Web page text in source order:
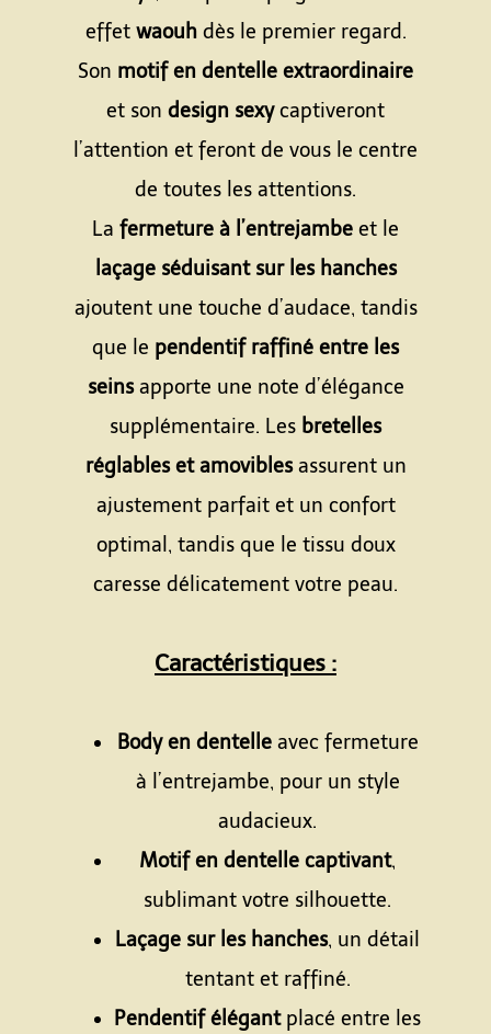
effet waouhdès le premier regard.
Son motif en dentelle extraordinaire
et son design sexycaptiveront
l’attention et feront de vous le centre
de toutes les attentions.
La fermeture à l’entrejambe et le
laçage séduisant sur les hanches
ajoutent une touche d’audace, tandis
que le pendentif raffiné entre les
seinsapporte une note d’élégance
supplémentaire. Les bretelles
réglables et amoviblesassurent un
ajustement parfait et un confort
optimal, tandis que le tissu doux
caresse délicatement votre peau.
Caractéristiques :
Body en dentelleavec fermeture
à l’entrejambe, pour un style
audacieux.
Motif en dentelle captivant,
sublimant votre silhouette.
Laçage sur les hanches, un détail
tentant et raffiné.
Pendentif élégantplacé entre les